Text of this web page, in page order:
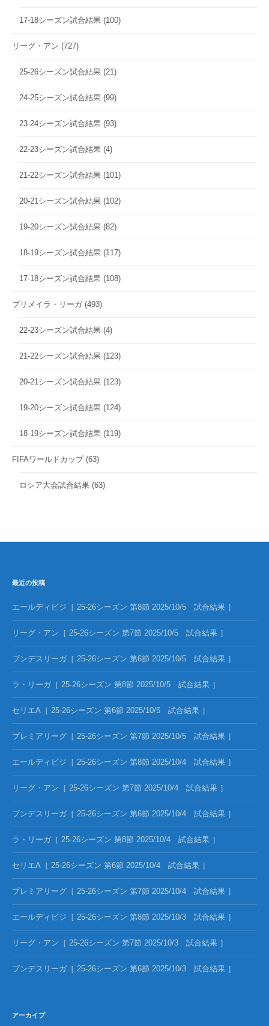
17-18シーズン試合結果 (100)
リーグ・アン (727)
25-26シーズン試合結果 (21)
24-25シーズン試合結果 (99)
23-24シーズン試合結果 (93)
22-23シーズン試合結果 (4)
21-22シーズン試合結果 (101)
20-21シーズン試合結果 (102)
19-20シーズン試合結果 (82)
18-19シーズン試合結果 (117)
17-18シーズン試合結果 (108)
プリメイラ・リーガ (493)
22-23シーズン試合結果 (4)
21-22シーズン試合結果 (123)
20-21シーズン試合結果 (123)
19-20シーズン試合結果 (124)
18-19シーズン試合結果 (119)
FIFAワールドカップ(63)
ロシア大会試合結果 (63)
最近の投稿
エールディビジ［ 25-26シーズン 第8節 2025/10/5 試合結果 ］
リーグ・アン［ 25-26シーズン 第7節 2025/10/5 試合結果 ］
ブンデスリーガ［ 25-26シーズン 第6節 2025/10/5 試合結果 ］
ラ・リーガ［ 25-26シーズン 第8節 2025/10/5 試合結果 ］
セリエA［ 25-26シーズン 第6節 2025/10/5 試合結果 ］
プレミアリーグ［ 25-26シーズン 第7節 2025/10/5 試合結果 ］
エールディビジ［ 25-26シーズン 第8節 2025/10/4 試合結果 ］
リーグ・アン［ 25-26シーズン 第7節 2025/10/4 試合結果 ］
ブンデスリーガ［ 25-26シーズン 第6節 2025/10/4 試合結果 ］
ラ・リーガ［ 25-26シーズン 第8節 2025/10/4 試合結果 ］
セリエA［ 25-26シーズン 第6節 2025/10/4 試合結果 ］
プレミアリーグ［ 25-26シーズン 第7節 2025/10/4 試合結果 ］
エールディビジ［ 25-26シーズン 第8節 2025/10/3 試合結果 ］
リーグ・アン［ 25-26シーズン 第7節 2025/10/3 試合結果 ］
ブンデスリーガ［ 25-26シーズン 第6節 2025/10/3 試合結果 ］
アーカイブ